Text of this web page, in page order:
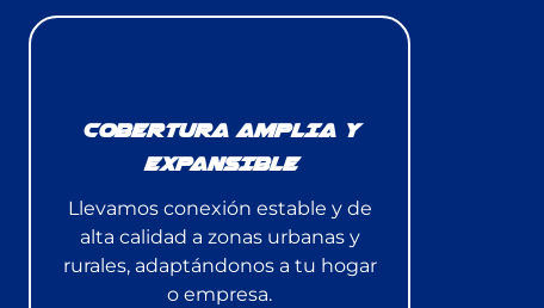
COBERTURA AMPLIA Y
EXPANSIBLE
Llevamos conexión estable y de
alta calidad a zonas urbanas y
rurales, adaptándonos a tu hogar
o empresa.